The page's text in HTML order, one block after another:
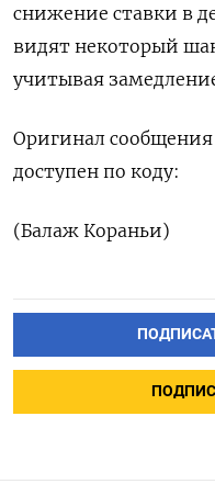
снижение ставки в
видят некоторый
учитывая
Оригинал
доступен по коду:
(Балаж Кораньи)